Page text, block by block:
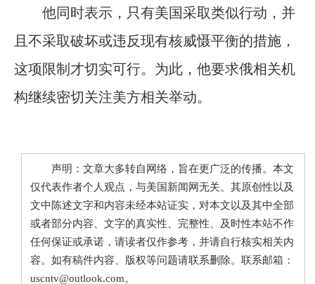
他同时表示，只有美国采取类似行动，并
且不采取破坏或违反现有核威慑平衡的措施，
这项限制才切实可行。为此，他要求俄相关机
构继续密切关注美方相关举动。
声明：文章大多转自网络，旨在更广泛的传播。本文
仅代表作者个人观点，与美国新闻网无关。其原创性以及
文中陈述文字和内容未经本站证实，对本文以及其中全部
或者部分内容、文字的真实性、完整性、及时性本站不作
任何保证或承诺，请读者仅作参考，并请自行核实相关内
容。如有稿件内容、版权等问题请联系删除。联系邮箱：
uscntv@outlook.com。